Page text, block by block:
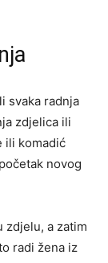
svaka radnja
zdjelica ili
ili komadić
novog
zdjelu, a zatim
radi žena iz